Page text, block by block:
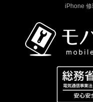
iPhone